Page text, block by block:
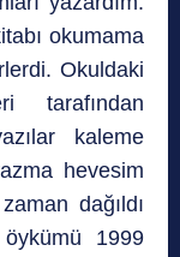
okumama
Okuldaki
tarafından
kaleme
hevesim
dağıldı
1999